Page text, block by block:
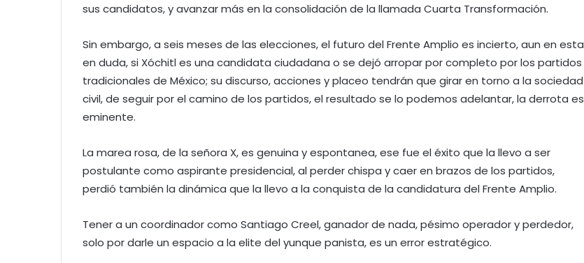
sus candidatos, y avanzar más en la consolidación de la llamada Cuarta Transformación.
Sin embargo, a seis meses de las elecciones, el futuro del Frente Amplio es incierto, aun en esta
en duda, si Xóchitl es una candidata ciudadana o se dejó arropar por completo por los partidos
tradicionales de México; su discurso, acciones y placeo tendrán que girar en torno a la sociedad
civil, de seguir por el camino de los partidos, el resultado se lo podemos adelantar, la derrota es
eminente.
La marea rosa, de la señora X, es genuina y espontanea, ese fue el éxito que la llevo a ser
postulante como aspirante presidencial, al perder chispa y caer en brazos de los partidos,
perdió también la dinámica que la llevo a la conquista de la candidatura del Frente Amplio.
Tener a un coordinador como Santiago Creel, ganador de nada, pésimo operador y perdedor,
solo por darle un espacio a la elite del yunque panista, es un error estratégico.